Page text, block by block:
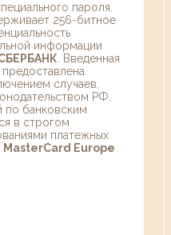
пароля.
256-битное
информации
. Введенная
случаев,
РФ.
по банковским
в строгом
платежных
MasterCard Europe